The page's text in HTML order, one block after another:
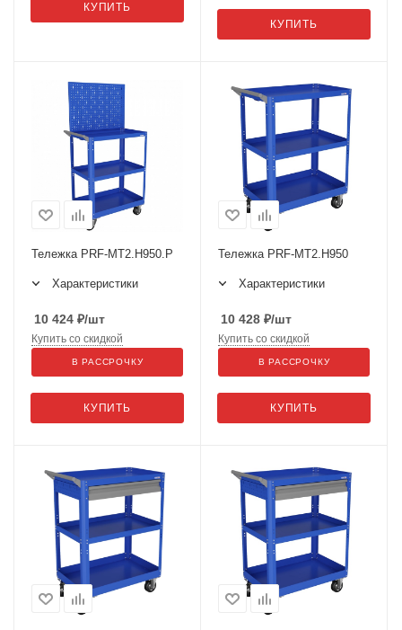
КУПИТЬ
КУПИТЬ
Тележка PRF-МT2.H950.Р
Характеристики
10 424 ₽/шт
КУПИТЬ
Купить со скидкой
В РАССРОЧКУ
Тележка PRF-МT2.H950
Характеристики
10 428 ₽/шт
КУПИТЬ
Купить со скидкой
В РАССРОЧКУ